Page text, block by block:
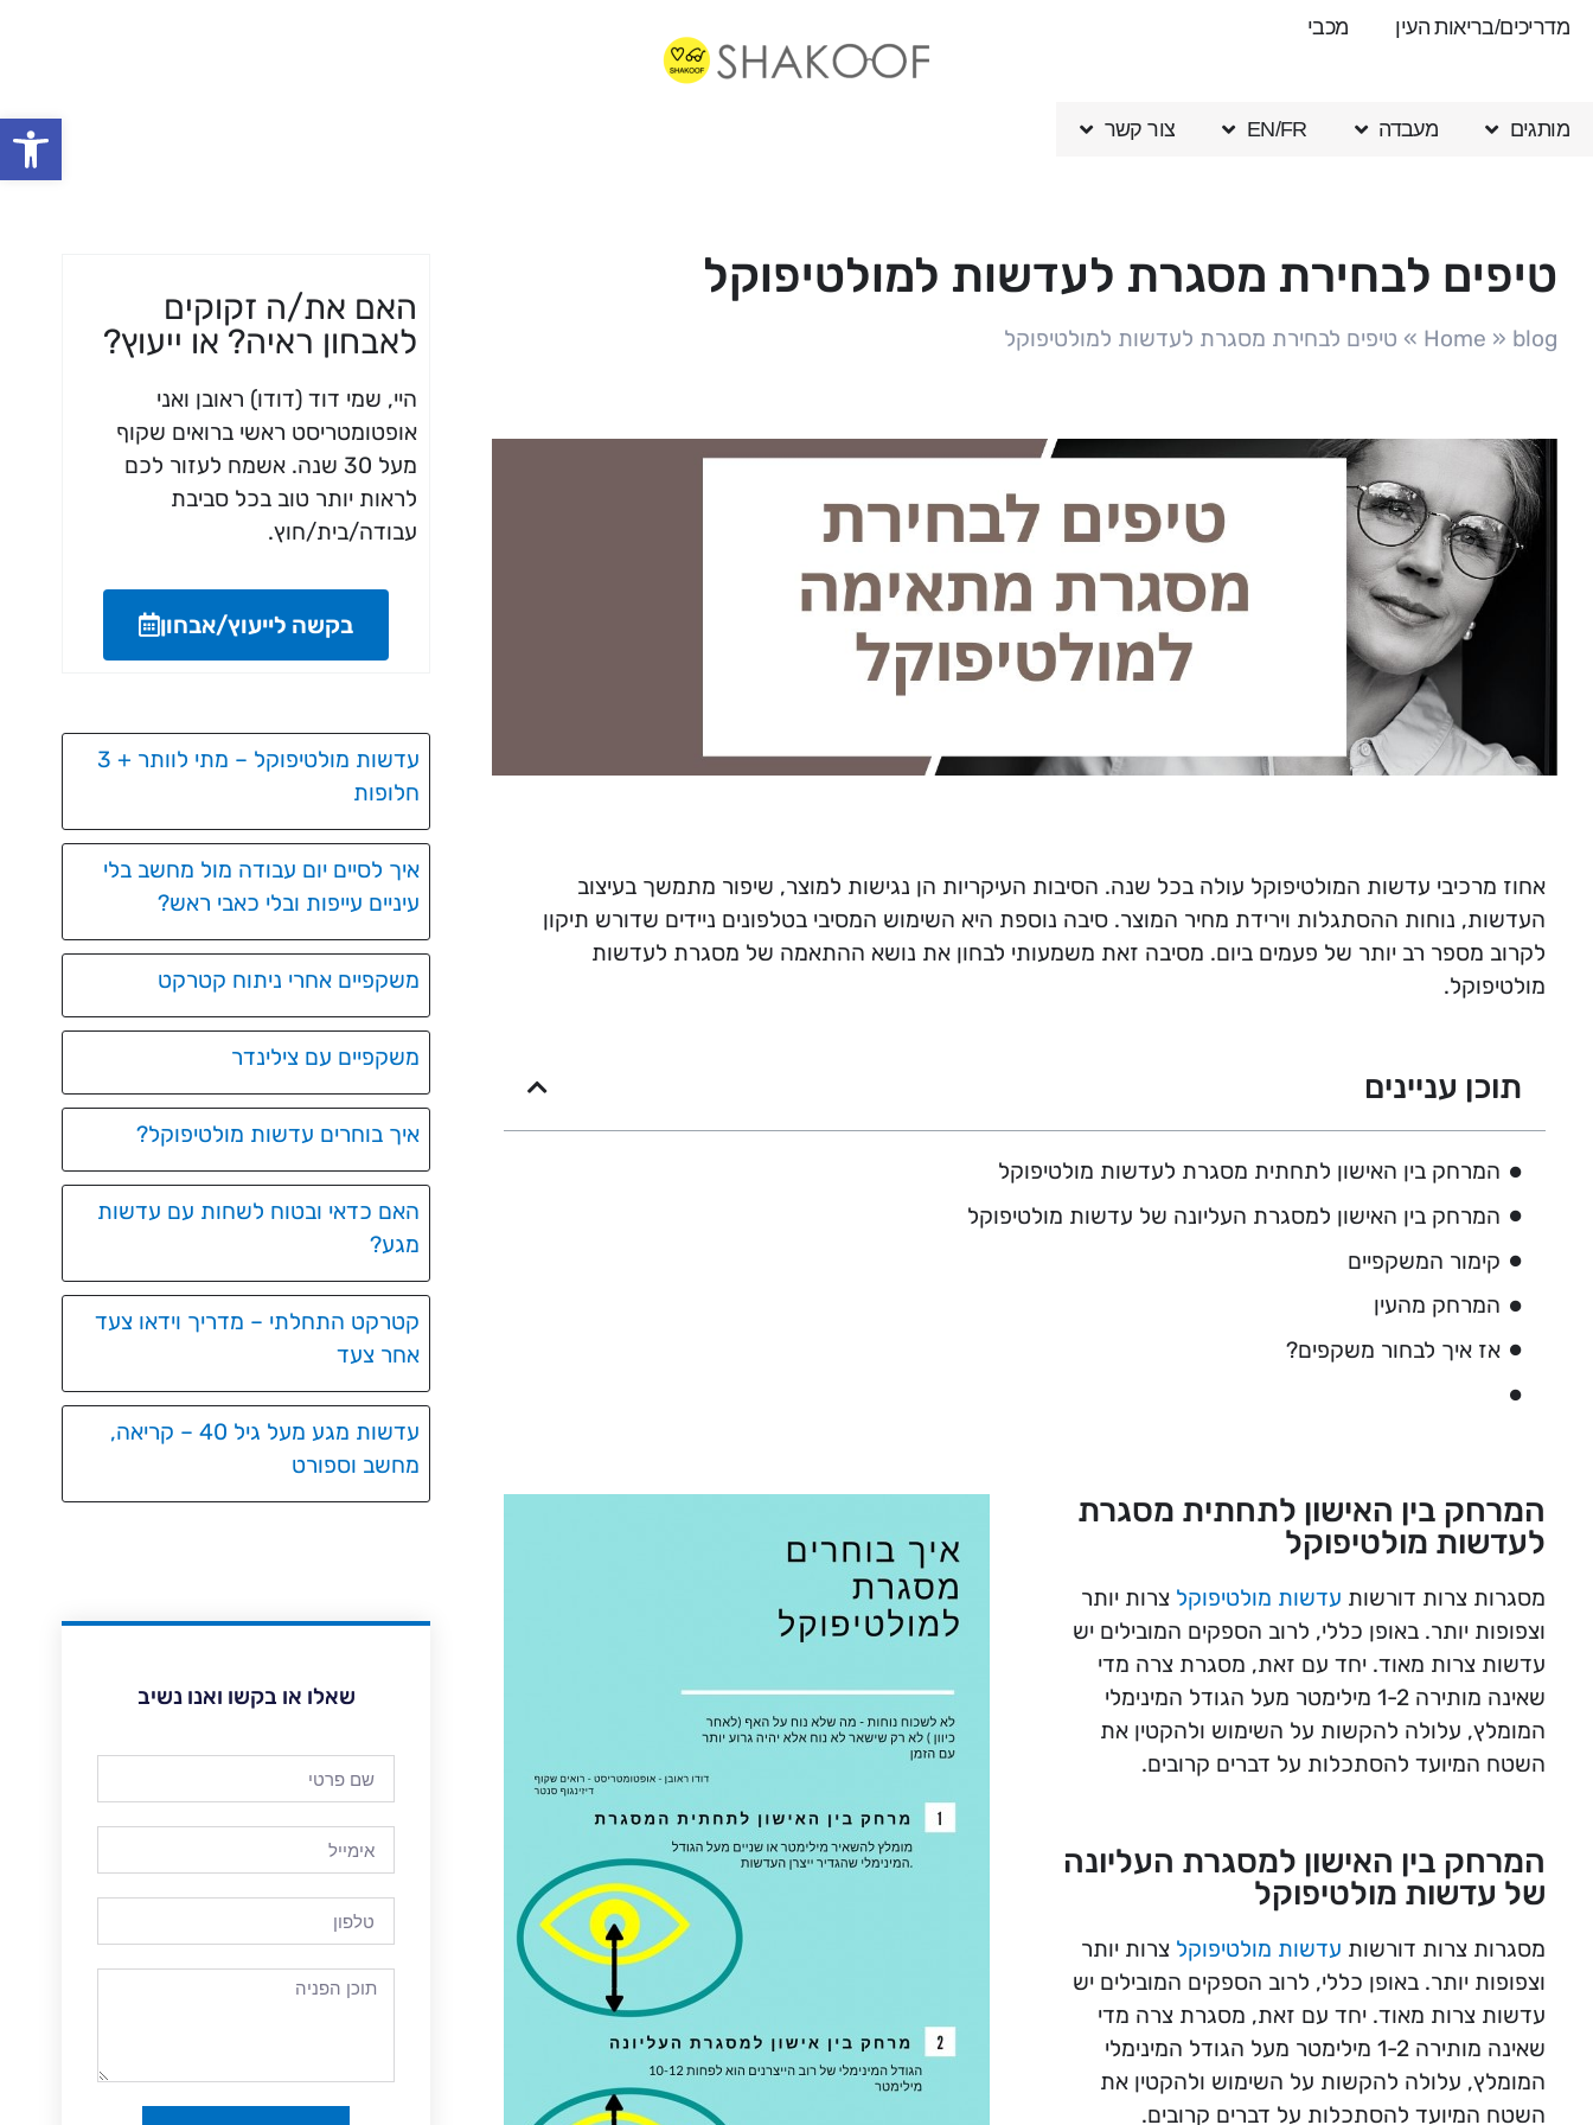
פתח
מדריכים/בריאות העין מכבי
מותגים מעבדה EN/FR צור קשר
טיפים לבחירת מסגרת לעדשות למולטיפוקל
Home » blog
» טיפים לבחירת מסגרת לעדשות למולטיפוקל
אחוז מרכיבי עדשות המולטיפוקל עולה בכל שנה. הסיבות העיקריות הן נגישות למוצר, שיפור מתמשך בעיצוב
העדשות, נוחות ההסתגלות וירידת מחיר המוצר. סיבה נוספת היא השימוש המסיבי בטלפונים ניידים שדורש תיקון
לקרוב מספר רב יותר של פעמים ביום. מסיבה זאת משמעותי לבחון את נושא ההתאמה של מסגרת לעדשות
מולטיפוקל.
תוכן עניינים
המרחק בין האישון לתחתית מסגרת לעדשות מולטיפוקל
המרחק בין האישון למסגרת העליונה של עדשות מולטיפוקל
קימור המשקפיים
המרחק מהעין
אז איך לבחור משקפים?
המרחק בין האישון לתחתית מסגרת
לעדשות מולטיפוקל
מסגרות צרות דורשות עדשות מולטיפוקל צרות יותר
וצפופות יותר. באופן כללי, לרוב הספקים המובילים יש
עדשות צרות מאוד. יחד עם זאת, מסגרת צרה מדי
שאינה מותירה 1-2 מילימטר מעל הגודל המינימלי
המומלץ, עלולה להקשות על השימוש ולהקטין את
השטח המיועד להסתכלות על דברים קרובים.
המרחק בין האישון למסגרת העליונה
של עדשות מולטיפוקל
מסגרות צרות דורשות עדשות מולטיפוקל צרות יותר
וצפופות יותר. באופן כללי, לרוב הספקים המובילים יש
עדשות צרות מאוד. יחד עם זאת, מסגרת צרה מדי
שאינה מותירה 1-2 מילימטר מעל הגודל המינימלי
המומלץ, עלולה להקשות על השימוש ולהקטין את
השטח המיועד להסתכלות על דברים קרובים.
האם את/ה זקוקים​
לאבחון ראיה? או ייעוץ?
היי, שמי דוד (דודו) ראובן ואני
אופטומטריסט ראשי ברואים שקוף
מעל 30 שנה. אשמח לעזור לכם
לראות יותר טוב בכל סביבת
עבודה/בית/חוץ.
בקשה לייעוץ/אבחון
עדשות מולטיפוקל – מתי לוותר + 3
חלופות
איך לסיים יום עבודה מול מחשב בלי
עיניים עייפות ובלי כאבי ראש?
משקפיים אחרי ניתוח קטרקט
משקפיים עם צילינדר
איך בוחרים עדשות מולטיפוקל?
האם כדאי ובטוח לשחות עם עדשות
מגע?
קטרקט התחלתי – מדריך וידאו צעד
אחר צעד
עדשות מגע מעל גיל 40 – קריאה,
מחשב וספורט
שאלו או בקשו ואנו נשיב